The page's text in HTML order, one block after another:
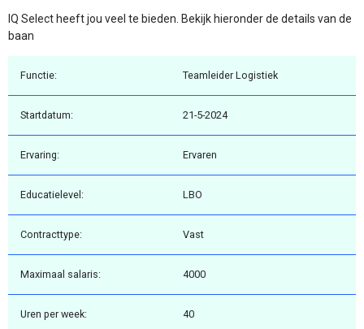
IQ Select heeft jou veel te bieden. Bekijk hieronder de details van de
baan
Functie: Teamleider Logistiek
Startdatum: 21-5-2024
Ervaring: Ervaren
Educatielevel: LBO
Contracttype: Vast
Maximaal salaris: 4000
Uren per week: 40